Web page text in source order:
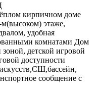
кирпичном доме
этаже,
удобная
комнатами Дом
детской игровой
доступности
сообщение с